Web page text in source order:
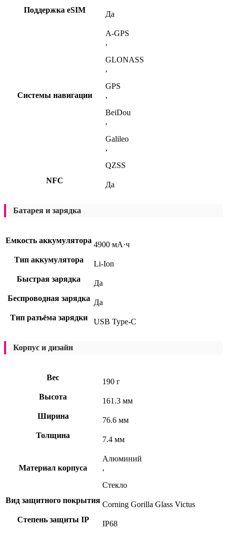
Поддержка eSIM
Да
Системы навигации
A-GPS
,
GLONASS
,
GPS
,
BeiDou
,
Galileo
,
QZSS
NFC
Да
Батарея и зарядка
Емкость аккумулятора 4900 мА·ч
Тип аккумулятора
Li-Ion
Быстрая зарядка
Да
Беспроводная зарядка Да
Тип разъёма зарядки
USB Type-C
Корпус и дизайн
Вес
190 г
Высота
161.3 мм
Ширина
76.6 мм
Толщина
7.4 мм
Материал корпуса
Алюминий
,
Стекло
Вид защитного покрытия Corning Gorilla Glass Victus
Степень защиты IP
IP68